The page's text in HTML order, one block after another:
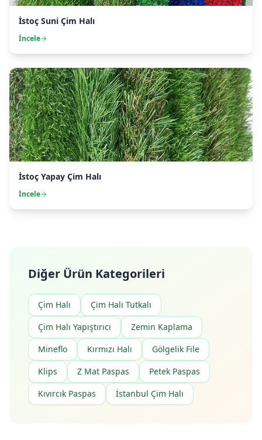
İstoç Suni Çim Halı
İncele
İstoç Yapay Çim Halı
İncele
Diğer Ürün Kategorileri
Çim Halı
Çim Halı Tutkalı
Çim Halı Yapıştırıcı
Zemin Kaplama
Mineflo
Kırmızı Halı
Gölgelik File
Klips
Z Mat Paspas
Petek Paspas
Kıvırcık Paspas
İstanbul Çim Halı